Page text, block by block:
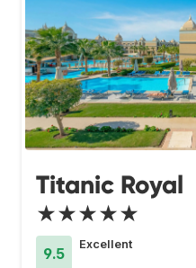
Titanic Royal
★★★★★
9.5
Excellent